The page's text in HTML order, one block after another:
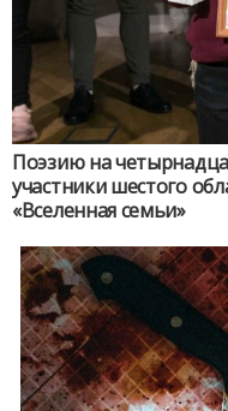
Поэзию на
участники шестого
«Вселенная семьи»